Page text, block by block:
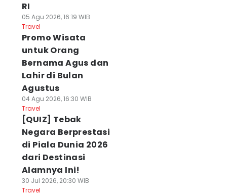
RI
05 Agu 2026, 16:19 WIB
Travel
Promo Wisata
untuk Orang
Bernama Agus dan
Lahir di Bulan
Agustus
04 Agu 2026, 16:30 WIB
Travel
[QUIZ] Tebak
Negara Berprestasi
di Piala Dunia 2026
dari Destinasi
Alamnya Ini!
30 Jul 2026, 20:30 WIB
Travel